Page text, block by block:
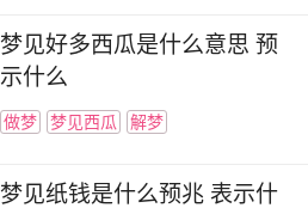
梦见好多西瓜是什么意思 预
示什么
做梦 梦见西瓜 解梦
梦见纸钱是什么预兆 表示什